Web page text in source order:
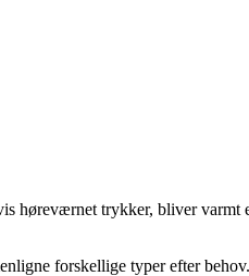
høreværnet trykker, bliver varmt
forskellige typer efter behov.